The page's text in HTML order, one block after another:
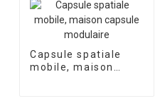
Capsule spatiale
mobile, maison